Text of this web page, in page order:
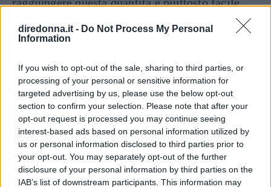
diredonna.it - Do Not Process My Personal
Information
If you wish to opt-out of the sale, sharing to third parties, or
processing of your personal or sensitive information for
targeted advertising by us, please use the below opt-out
section to confirm your selection. Please note that after your
opt-out request is processed you may continue seeing
interest-based ads based on personal information utilized by
us or personal information disclosed to third parties prior to
your opt-out. You may separately opt-out of the further
disclosure of your personal information by third parties on the
IAB’s list of downstream participants. This information may
Sarà sufficiente assumere ogni giorno cereali
non raffinati (riso epasta integrale), tre porzioni
quattro volte alla settimana.
Ovviamente, poi, anche a seconda dell’obiettivo
che si vuole raggiungere, ci sono alimenti più o
meno indicati. Per esempio, quali sono gli
alimenti ricchi di fibre consigliati per chi vuole
dimagrire?